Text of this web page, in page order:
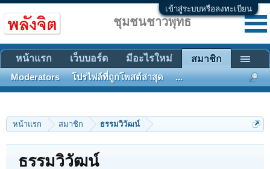
เข้าสู่ระบบหรือลงทะเบียน
หน้าแรก สมาชิก ธรรมวิวัฒน์
ธรรมวิวัฒน์
ชุมชนชาวพุทธ
หน้าแรก เว็บบอร์ด มีอะไรใหม่ สมาชิก
Moderators โปรไฟล์ที่ถูกโพสต์ล่าสุด ...